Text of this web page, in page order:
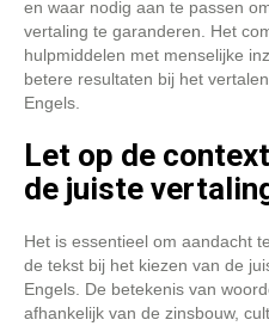
en waar nodig aan te passen
vertaling te garanderen. Het
hulpmiddelen met menselijke
betere resultaten bij het
Engels.
Let op de
de juiste
Het is essentieel om aandacht
de tekst bij het kiezen van de
Engels. De betekenis van
afhankelijk van de zinsbouw,